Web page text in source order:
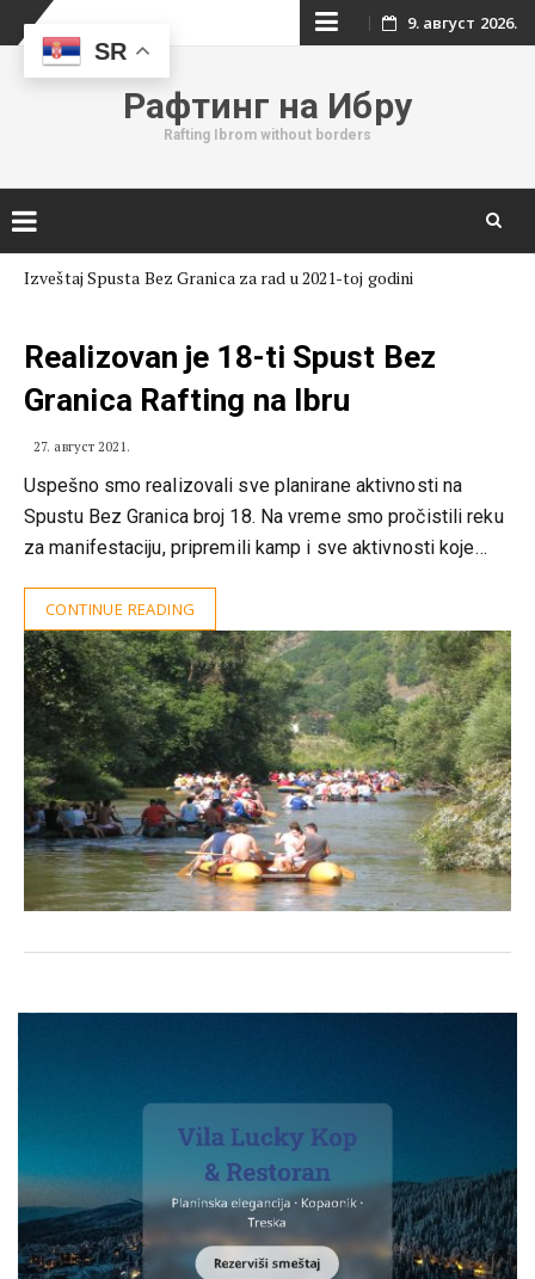
Skip
content
9. август 2026.
Рафтинг на Ибру
Rafting Ibrom without borders
Izveštaj Spusta Bez Granica za rad u 2021-toj godini
Realizovan je 18-ti Spust Bez
Granica Rafting na Ibru
27. август 2021.
Uspešno smo realizovali sve planirane aktivnosti na
Spustu Bez Granica broj 18. Na vreme smo pročistili reku
za manifestaciju, pripremili kamp i sve aktivnosti koje…
CONTINUE READING
SR